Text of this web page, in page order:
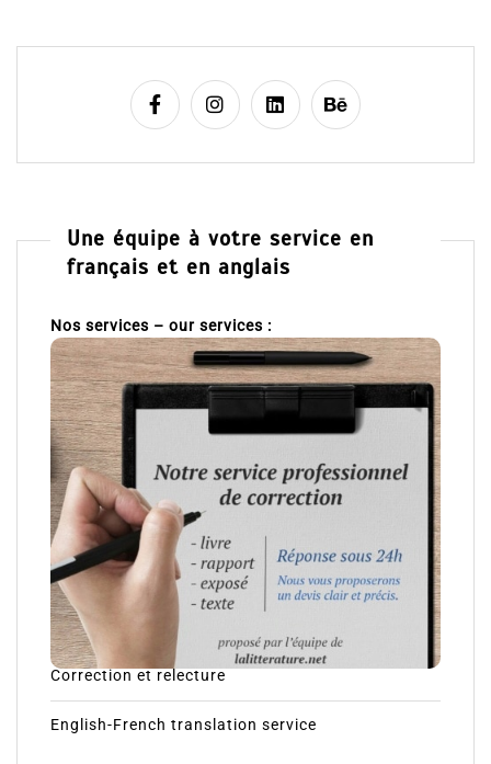
Une équipe à votre service en
français et en anglais
Nos services – our services :
Correction et relecture
English-French translation service